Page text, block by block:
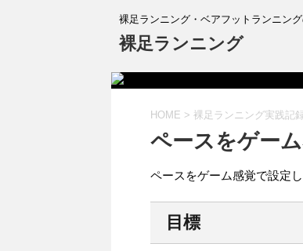
裸足ランニング・ベアフットランニン
裸足ランニング
HOME > 裸足ランニング実践記
ペースをゲー
ペースをゲーム感覚で設定
目標